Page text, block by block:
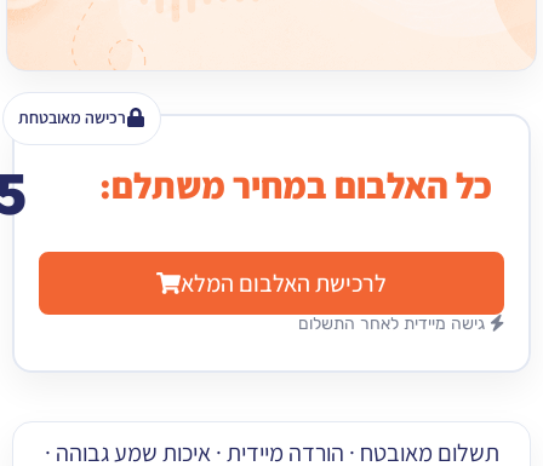
רכישה מאובטחת
האלבום במחיר משתלם: ₪ 15
לרכישת האלבום המלא
מיידית לאחר התשלום
מאובטח · הורדה מיידית · איכות שמע גבוהה ·